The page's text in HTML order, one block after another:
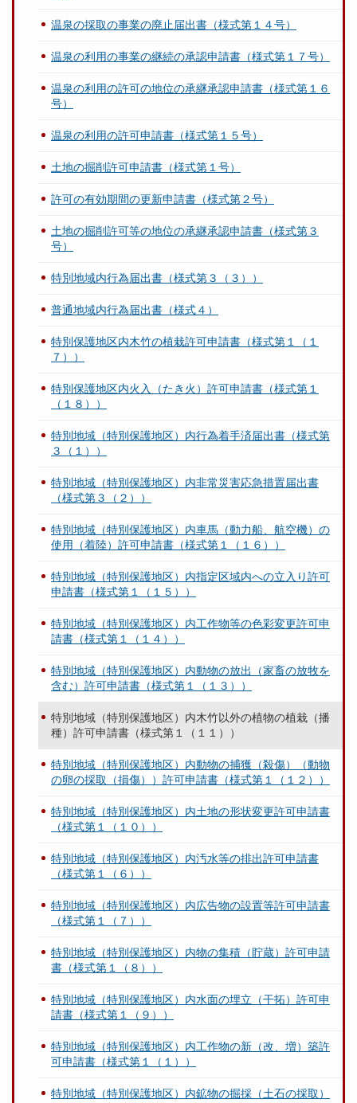
温泉の採取の事業の廃止届出書（様式第１４号）
温泉の利用の事業の継続の承認申請書（様式第１７号）
温泉の利用の許可の地位の承継承認申請書（様式第１６
号）
温泉の利用の許可申請書（様式第１５号）
土地の掘削許可申請書（様式第１号）
許可の有効期間の更新申請書（様式第２号）
土地の掘削許可等の地位の承継承認申請書（様式第３
号）
特別地域内行為届出書（様式第３（３））
普通地域内行為届出書（様式４）
特別保護地区内木竹の植栽許可申請書（様式第１（１
７））
特別保護地区内火入（たき火）許可申請書（様式第１
（１８））
特別地域（特別保護地区）内行為着手済届出書（様式第
３（１））
特別地域（特別保護地区）内非常災害応急措置届出書
（様式第３（２））
特別地域（特別保護地区）内車馬（動力船、航空機）の
使用（着陸）許可申請書（様式第１（１６））
特別地域（特別保護地区）内指定区域内への立入り許可
申請書（様式第１（１５））
特別地域（特別保護地区）内工作物等の色彩変更許可申
請書（様式第１（１４））
特別地域（特別保護地区）内動物の放出（家畜の放牧を
含む）許可申請書（様式第１（１３））
特別地域（特別保護地区）内木竹以外の植物の植栽（播
種）許可申請書（様式第１（１１））
特別地域（特別保護地区）内動物の捕獲（殺傷）（動物
の卵の採取（損傷））許可申請書（様式第１（１２））
特別地域（特別保護地区）内土地の形状変更許可申請書
（様式第１（１０））
特別地域（特別保護地区）内汚水等の排出許可申請書
（様式第１（６））
特別地域（特別保護地区）内広告物の設置等許可申請書
（様式第１（７））
特別地域（特別保護地区）内物の集積（貯蔵）許可申請
書（様式第１（８））
特別地域（特別保護地区）内水面の埋立（干拓）許可申
請書（様式第１（９））
特別地域（特別保護地区）内工作物の新（改、増）築許
可申請書（様式第１（１））
特別地域（特別保護地区）内鉱物の掘採（土石の採取）